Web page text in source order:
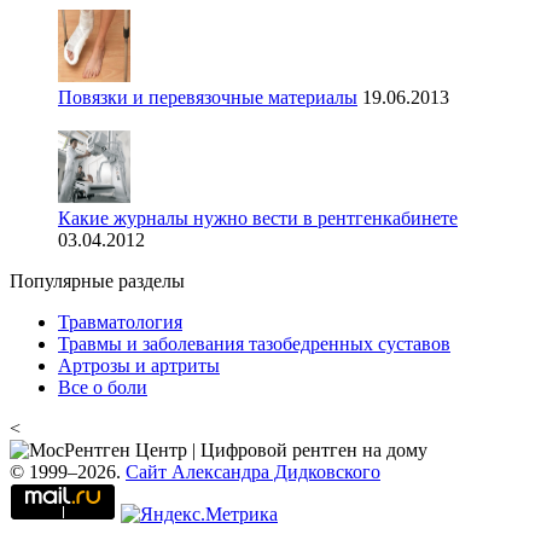
Повязки и перевязочные материалы 19.06.2013
Какие журналы нужно вести в рентгенкабинете
03.04.2012
Популярные разделы
Травматология
Травмы и заболевания тазобедренных суставов
Артрозы и артриты
Все о боли
<
© 1999–2026. Сайт Александра Дидковского